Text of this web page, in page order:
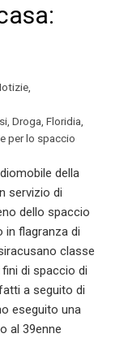
,
, Droga, Floridia,
per lo spaccio
della
servizio di
dello spaccio
in flagranza di
classe
di spaccio di
a seguito di
eseguito una
al 39enne